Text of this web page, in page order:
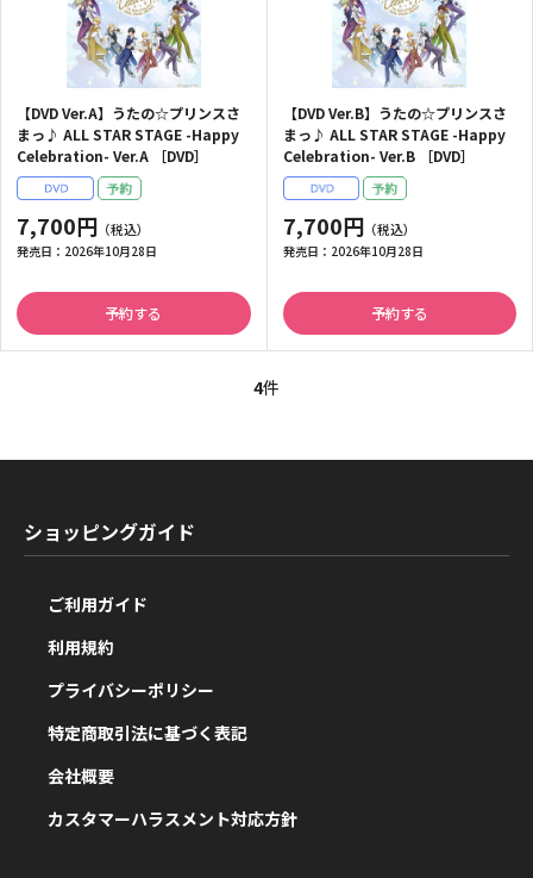
【DVD Ver.A】うたの☆プリンスさ
まっ♪ ALL STAR STAGE -Happy
Celebration- Ver.A ［DVD］
7,700円
発売日： 2026年10月28日
予約する
【DVD Ver.B】うたの☆プリンスさ
まっ♪ ALL STAR STAGE -Happy
Celebration- Ver.B ［DVD］
7,700円
発売日： 2026年10月28日
予約する
4件
ショッピングガイド
ご利用ガイド
利用規約
プライバシーポリシー
特定商取引法に基づく表記
会社概要
カスタマーハラスメント対応方針